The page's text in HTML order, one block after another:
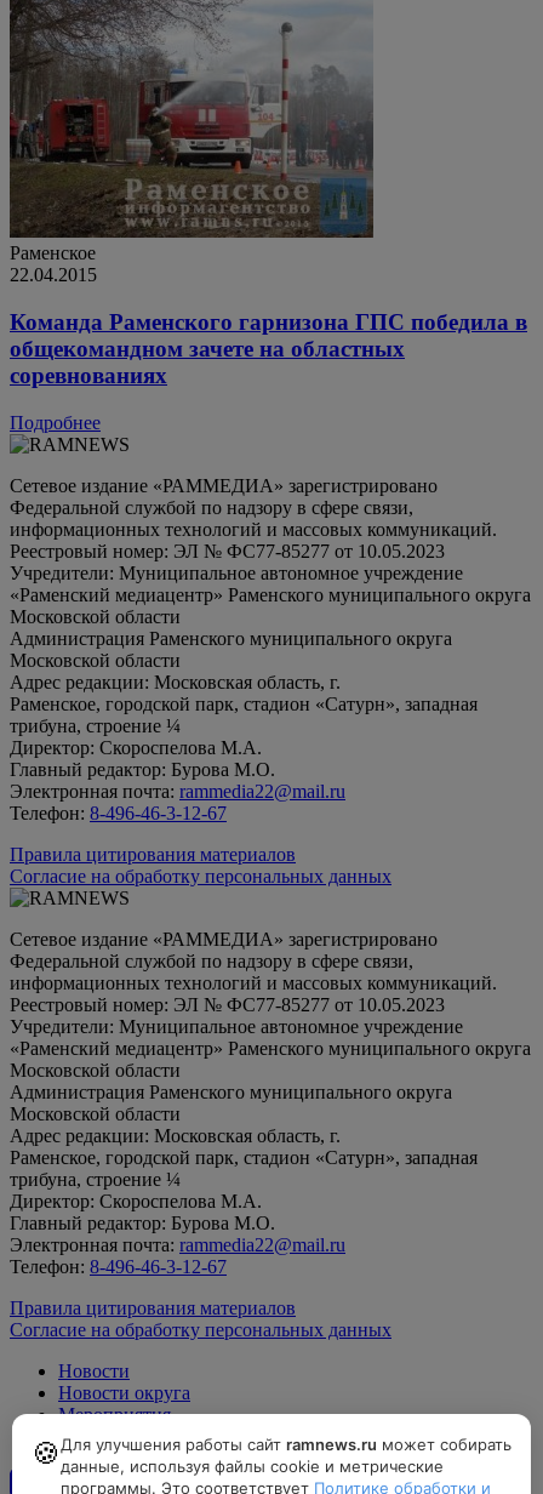
Раменское
22.04.2015
Команда Раменского гарнизона ГПС победила в
общекомандном зачете на областных
соревнованиях
Подробнее
Сетевое издание «РАММЕДИА» зарегистрировано
Федеральной службой по надзору в сфере связи,
информационных технологий и массовых коммуникаций.
Реестровый номер: ЭЛ № ФС77-85277 от 10.05.2023
Учредители: Муниципальное автономное учреждение
«Раменский медиацентр» Раменского муниципального округа
Московской области
Администрация Раменского муниципального округа
Московской области
Адрес редакции: Московская область, г.
Раменское, городской парк, стадион «Сатурн», западная
трибуна, строение ¼
Директор: Скороспелова М.А.
Главный редактор: Бурова М.О.
Электронная почта: rammedia22@mail.ru
Телефон: 8-496-46-3-12-67
Правила цитирования материалов
Согласие на обработку персональных данных
Сетевое издание «РАММЕДИА» зарегистрировано
Федеральной службой по надзору в сфере связи,
информационных технологий и массовых коммуникаций.
Реестровый номер: ЭЛ № ФС77-85277 от 10.05.2023
Учредители: Муниципальное автономное учреждение
«Раменский медиацентр» Раменского муниципального округа
Московской области
Администрация Раменского муниципального округа
Московской области
Адрес редакции: Московская область, г.
Раменское, городской парк, стадион «Сатурн», западная
трибуна, строение ¼
Директор: Скороспелова М.А.
Главный редактор: Бурова М.О.
Электронная почта: rammedia22@mail.ru
Телефон: 8-496-46-3-12-67
Правила цитирования материалов
Согласие на обработку персональных данных
Новости
Новости округа
Мероприятия
Официально
🍪 Для улучшения работы сайт ramnews.ru может собирать
данные, используя файлы cookie и метрические
программы. Это соответствует Политике обработки и